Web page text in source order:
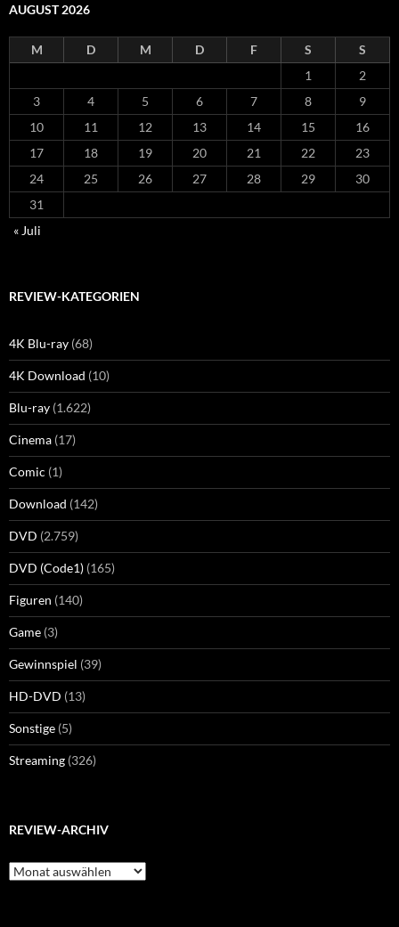
AUGUST 2026
M D M D F S
S
1
2
3
4 5 6 7 8
9
10
11 12 13 14 15
16
17
18 19 20 21 22
23
24
25 26 27 28 29
30
31
« Juli
REVIEW-KATEGORIEN
4K Blu-ray (68)
4K Download (10)
Blu-ray (1.622)
Cinema (17)
Comic (1)
Download (142)
DVD (2.759)
DVD (Code1) (165)
Figuren (140)
Game (3)
Gewinnspiel (39)
HD-DVD (13)
Sonstige (5)
Streaming (326)
REVIEW-ARCHIV
Review-
Archiv